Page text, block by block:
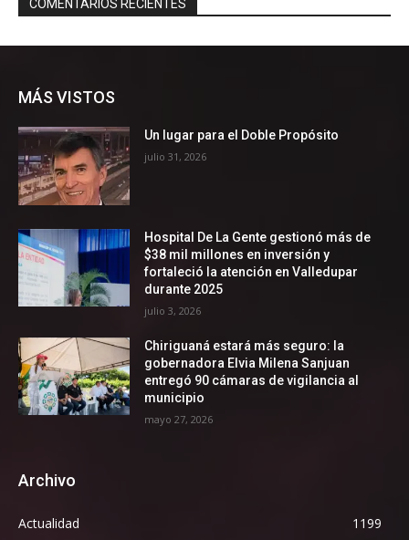
MÁS VISTOS
Un lugar para el Doble Propósito
julio 31, 2026
Hospital De La Gente gestionó más de
$38 mil millones en inversión y
fortaleció la atención en Valledupar
durante 2025
julio 3, 2026
Chiriguaná estará más seguro: la
gobernadora Elvia Milena Sanjuan
entregó 90 cámaras de vigilancia al
municipio
mayo 27, 2026
Archivo
Actualidad
1199